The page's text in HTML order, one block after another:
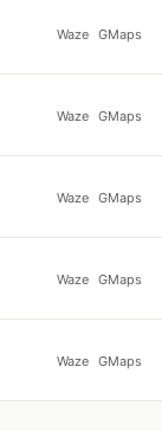
Waze GMaps
Waze GMaps
Waze GMaps
Waze GMaps
Waze GMaps